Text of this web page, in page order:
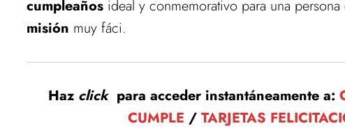
cumpleaños ideal y conmemorativo para una
misión muy fáci.
Haz click para acceder instantáneamente a:
CUMPLE / TARJETAS